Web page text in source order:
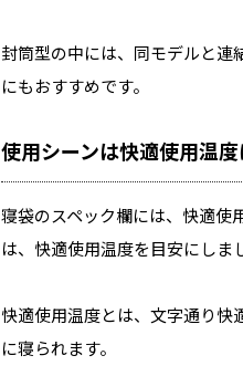
封筒型の中には、同モデルと連
にもおすすめです。
使用シーンは快適使用温
寝袋のスペック欄には、快適使
は、快適使用温度を目安にしま
快適使用温度とは、文字通り快
に寝られます。